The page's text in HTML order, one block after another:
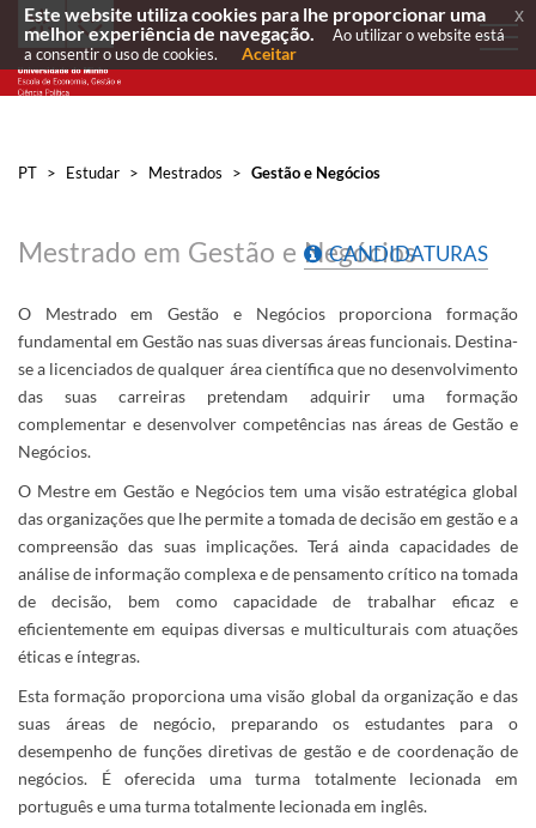
PT > Estudar > Mestrados > Gestão e Negócios
Mestrado em Gestão e Negócios
CANDIDATURAS
O Mestrado em Gestão e Negócios proporciona formação
fundamental em Gestão nas suas diversas áreas funcionais. Destina-
se a licenciados de qualquer área científica que no desenvolvimento
das suas carreiras pretendam adquirir uma formação
complementar e desenvolver competências nas áreas de Gestão e
Negócios.
O Mestre em Gestão e Negócios tem uma visão estratégica global
das organizações que lhe permite a tomada de decisão em gestão e a
compreensão das suas implicações. Terá ainda capacidades de
análise de informação complexa e de pensamento crítico na tomada
de decisão, bem como capacidade de trabalhar eficaz e
eficientemente em equipas diversas e multiculturais com atuações
éticas e íntegras.
Esta formação proporciona uma visão global da organização e das
suas áreas de negócio, preparando os estudantes para o
desempenho de funções diretivas de gestão e de coordenação de
negócios. É oferecida uma turma totalmente lecionada em
português e uma turma totalmente lecionada em inglês.
Este website utiliza cookies para lhe proporcionar uma
melhor experiência de navegação.
Ao utilizar o website está
a consentir o uso de cookies.
Aceitar
x